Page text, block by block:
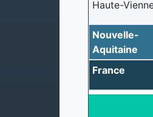
Haute-
Nouvelle-
Aquitaine
France